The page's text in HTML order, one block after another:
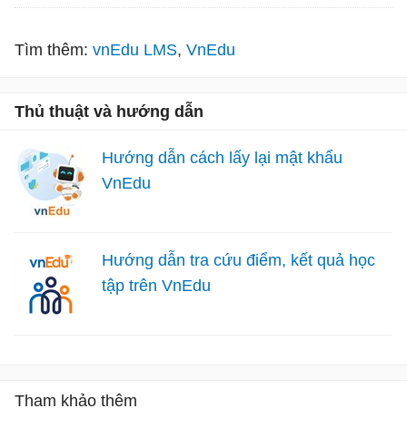
Tìm thêm: vnEdu LMS VnEdu
Thủ thuật và hướng dẫn
Hướng dẫn cách lấy lại mật khẩu
VnEdu
Hướng dẫn tra cứu điểm, kết quả học
tập trên VnEdu
Tham khảo thêm